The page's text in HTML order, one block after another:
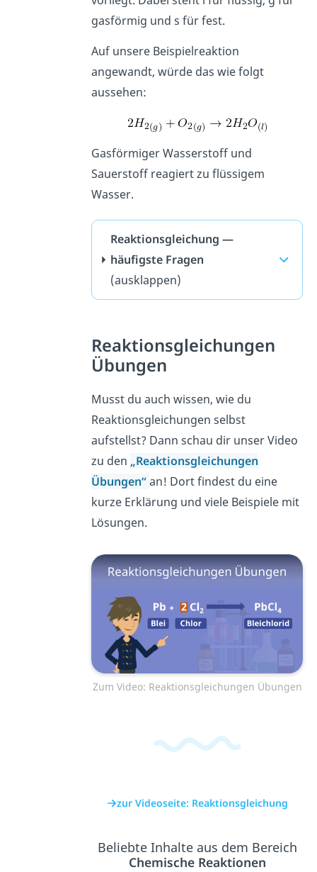
gasförmig und s für fest.
Auf unsere Beispielreaktion
angewandt, würde das wie folgt
aussehen:
Gasförmiger Wasserstoff und
Sauerstoff reagiert zu flüssigem
Wasser.
Reaktionsgleichung —
häufigste Fragen
(ausklappen)
Reaktionsgleichungen
Übungen
Musst du auch wissen, wie du
Reaktionsgleichungen selbst
aufstellst? Dann schau dir unser Video
zu den „Reaktionsgleichungen
Übungen“an! Dort findest du eine
kurze Erklärung und viele Beispiele mit
Lösungen.
Zum Video: Reaktionsgleichungen Übungen
zur Videoseite: Reaktionsgleichung
Beliebte Inhalte aus dem Bereich
Chemische Reaktionen